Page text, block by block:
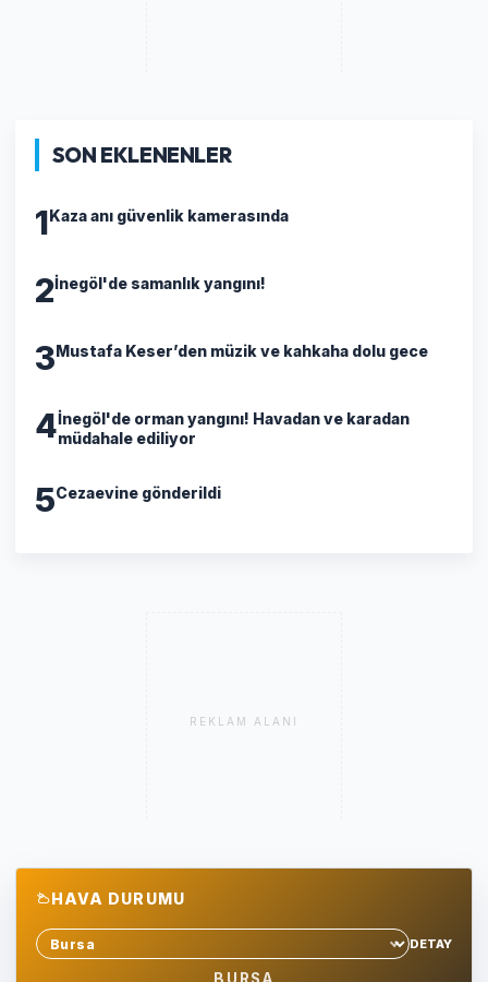
SON EKLENENLER
1Kaza anı güvenlik kamerasında
2İnegöl'de samanlık yangını!
3Mustafa Keser’den müzik ve kahkaha dolu gece
4İnegöl'de orman yangını! Havadan ve karadan
müdahale ediliyor
5Cezaevine gönderildi
REKLAM ALANI
HAVA DURUMU
Sehir sec
DETAY